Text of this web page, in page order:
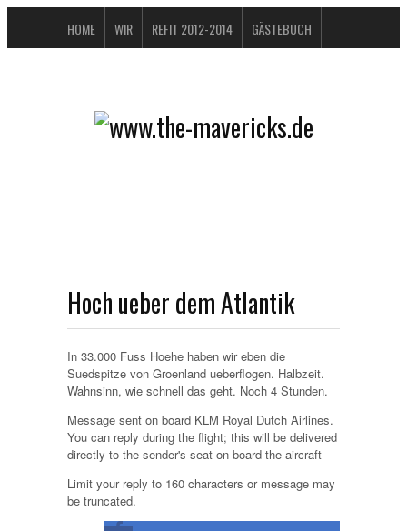
HOME WIR REFIT 2012-2014 GÄSTEBUCH
DATENSCHUTZERKLÄRUNG
Hoch ueber dem Atlantik
In 33.000 Fuss Hoehe haben wir eben die
Suedspitze von Groenland ueberflogen. Halbzeit.
Wahnsinn, wie schnell das geht. Noch 4 Stunden.
Message sent on board KLM Royal Dutch Airlines.
You can reply during the flight; this will be delivered
directly to the sender's seat on board the aircraft
Limit your reply to 160 characters or message may
be truncated.